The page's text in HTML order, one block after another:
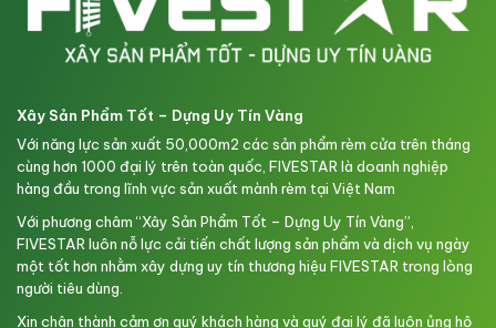
Xây Sản Phẩm Tốt – Dựng Uy Tín Vàng
Với năng lực sản xuất 50,000m2 các sản phẩm rèm cửa trên tháng
cùng hơn 1000 đại lý trên toàn quốc, FIVESTAR là doanh nghiệp
hàng đầu trong lĩnh vực sản xuất mành rèm tại Việt Nam
Với phương châm “Xây Sản Phẩm Tốt – Dựng Uy Tín Vàng”,
FIVESTAR luôn nỗ lực cải tiến chất lượng sản phẩm và dịch vụ ngày
một tốt hơn nhằm xây dựng uy tín thương hiệu FIVESTAR trong lòng
người tiêu dùng.
Xin chân thành cảm ơn quý khách hàng và quý đại lý đã luôn ủng hộ